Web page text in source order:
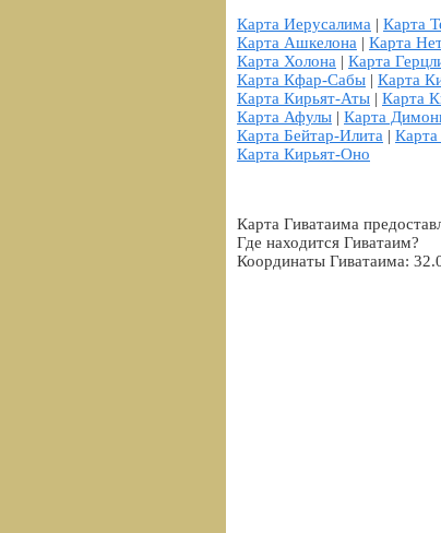
Карта Иерусалима | Карта
Карта Ашкелона | Карта
Карта Холона | Карта
Карта Кфар-Сабы | Карта
Карта Кирьят-Аты | Карта
Карта Афулы | Карта
Карта Бейтар-Илита |
Карта Кирьят-Оно
Карта Гиватаима
Где находится Гиватаим?
Координаты Гиватаима: